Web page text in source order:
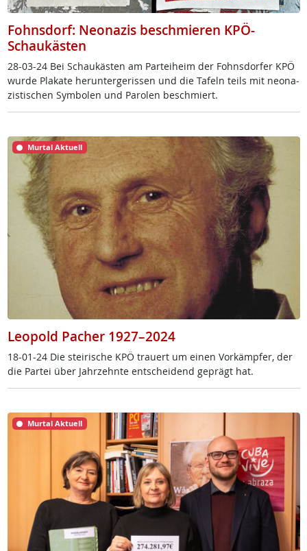
Fohnsdorf: Neonazis beschmieren KPÖ-
Schaukästen
28-03-24 Bei Schau­käs­ten am Par­tei­heim der Fohns­dor­fer KPÖ
wur­de Pla­ka­te her­un­ter­ge­ris­sen und die Ta­feln teils mit neo­na­
zis­ti­schen Sym­bo­len und Pa­ro­len be­sch­miert.
Murtal Aktuell
Leopold Pacher 1927–2024
18-01-24 Die stei­ri­sche KPÖ trau­ert um ei­nen Vor­kämp­fer, der
die Par­tei über Jahr­zehn­te ent­schei­dend ge­prägt hat.
Murtal Aktuell